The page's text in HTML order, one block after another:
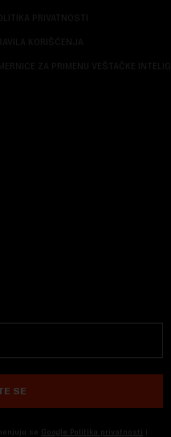
PRIVATNOSTI
KORIŠĆENJA
ZA PRIMENU VEŠTAČKE
SE
se Google Politika privatnosti i